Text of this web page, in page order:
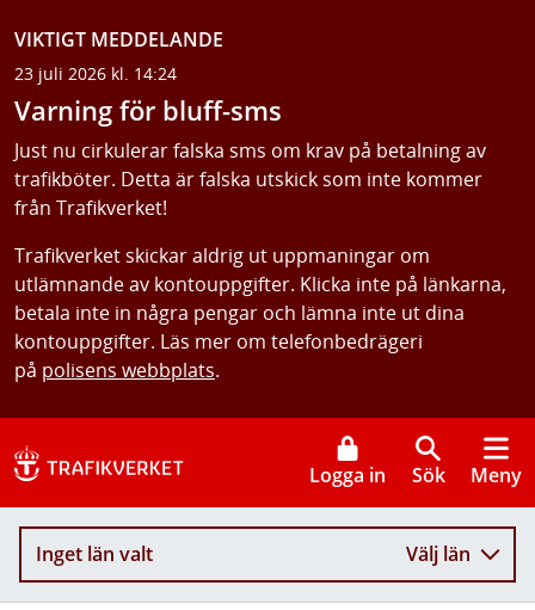
VIKTIGT MEDDELANDE
23 juli 2026 kl. 14:24
Varning för bluff-sms
Just nu cirkulerar falska sms om krav på betalning av
trafikböter. Detta är falska utskick som inte kommer
från Trafikverket!
Trafikverket skickar aldrig ut uppmaningar om
utlämnande av kontouppgifter. Klicka inte på länkarna,
betala inte in några pengar och lämna inte ut dina
kontouppgifter. Läs mer om telefonbedrägeri
på polisens webbplats.
Logga in Sök Meny
Inget län valt Välj län